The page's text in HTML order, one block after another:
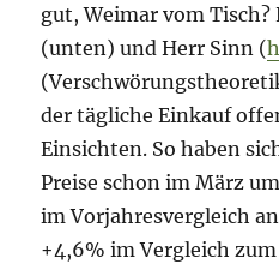
gut, Weimar vom
(unten) und Herr Sinn (
der tägliche Einkauf
Einsichten. So haben
Preise schon im März
im Vorjahresvergleich
+4,6% im Vergleich